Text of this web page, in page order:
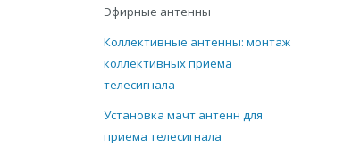
Эфирные антенны
Коллективные антенны: монтаж
коллективных приема
телесигнала
Установка мачт антенн для
приема телесигнала